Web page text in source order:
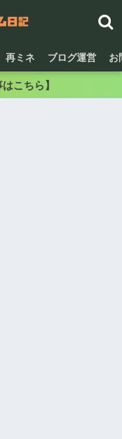
再ミネ ブログ運営 お
こちら】